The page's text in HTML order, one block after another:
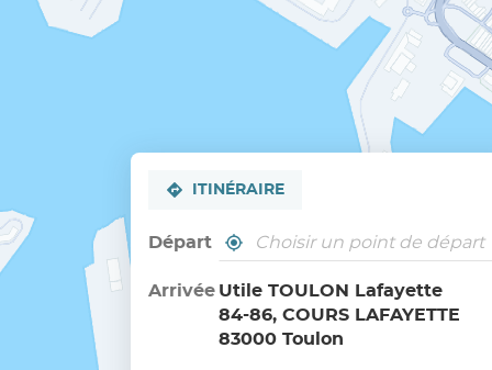
ITINÉRAIRE
Départ
,
un
de
vente
À
Arrivée Utile TOULON Lafayette
84-86, COURS LAFAYETTE
83000 Toulon